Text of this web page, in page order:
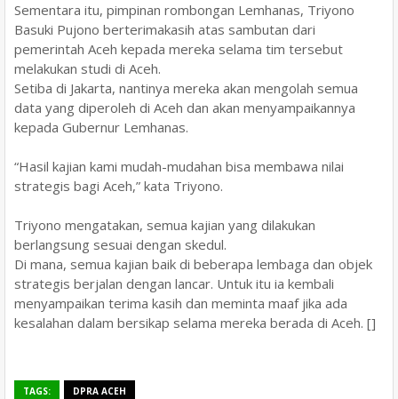
Sementara itu, pimpinan rombongan Lemhanas, Triyono
Basuki Pujono berterimakasih atas sambutan dari
pemerintah Aceh kepada mereka selama tim tersebut
melakukan studi di Aceh.
Setiba di Jakarta, nantinya mereka akan mengolah semua
data yang diperoleh di Aceh dan akan menyampaikannya
kepada Gubernur Lemhanas.
“Hasil kajian kami mudah-mudahan bisa membawa nilai
strategis bagi Aceh,” kata Triyono.
Triyono mengatakan, semua kajian yang dilakukan
berlangsung sesuai dengan skedul.
Di mana, semua kajian baik di beberapa lembaga dan objek
strategis berjalan dengan lancar. Untuk itu ia kembali
menyampaikan terima kasih dan meminta maaf jika ada
kesalahan dalam bersikap selama mereka berada di Aceh. []
TAGS: DPRA ACEH